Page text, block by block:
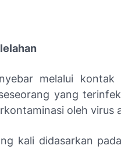
melalui
yang
oleh virus
kali didasarkan